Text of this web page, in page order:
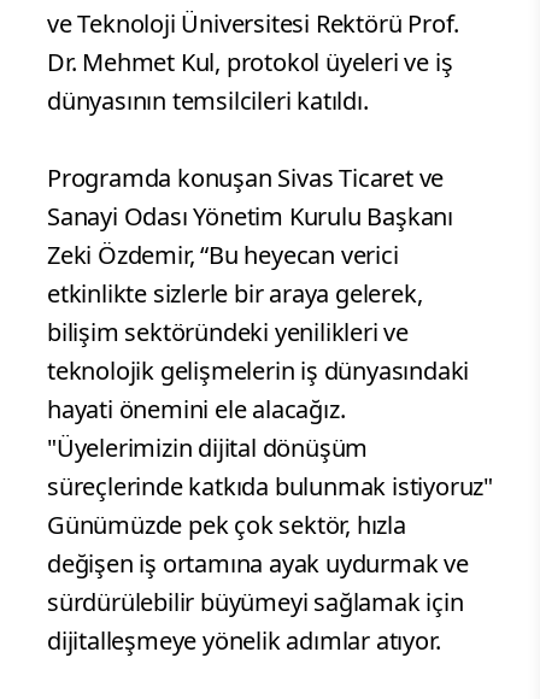
ve Teknoloji Üniversitesi Rektörü Prof.
Dr. Mehmet Kul, protokol üyeleri ve iş
dünyasının temsilcileri katıldı.
Programda konuşan Sivas Ticaret ve
Sanayi Odası Yönetim Kurulu Başkanı
Zeki Özdemir, “Bu heyecan verici
etkinlikte sizlerle bir araya gelerek,
bilişim sektöründeki yenilikleri ve
teknolojik gelişmelerin iş dünyasındaki
hayati önemini ele alacağız.
"Üyelerimizin dijital dönüşüm
süreçlerinde katkıda bulunmak istiyoruz"
Günümüzde pek çok sektör, hızla
değişen iş ortamına ayak uydurmak ve
sürdürülebilir büyümeyi sağlamak için
dijitalleşmeye yönelik adımlar atıyor.